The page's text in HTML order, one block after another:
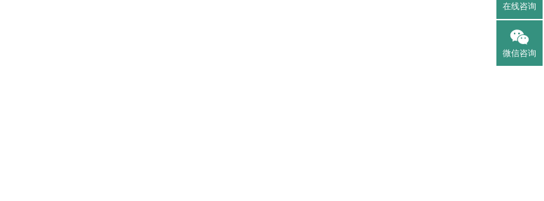
在线咨询
微信咨询